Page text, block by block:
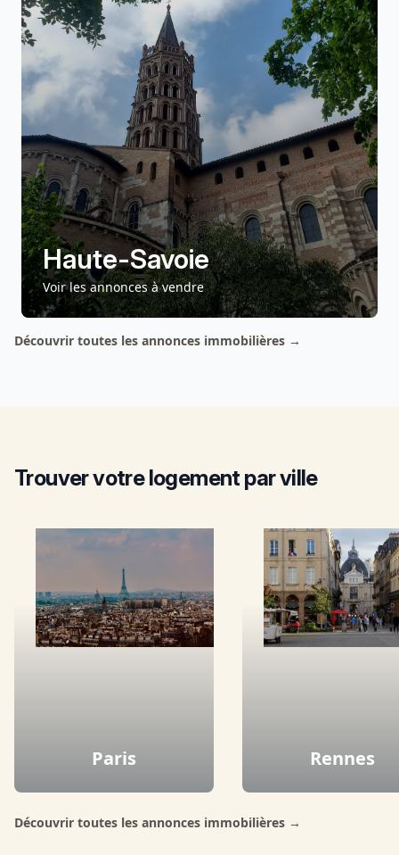
Haute-Savoie
Voir les annoncesà vendre
Découvrir toutes les annonces immobilières →
Trouver votre logementpar ville
Paris Rennes
Découvrir toutes les annonces immobilières →